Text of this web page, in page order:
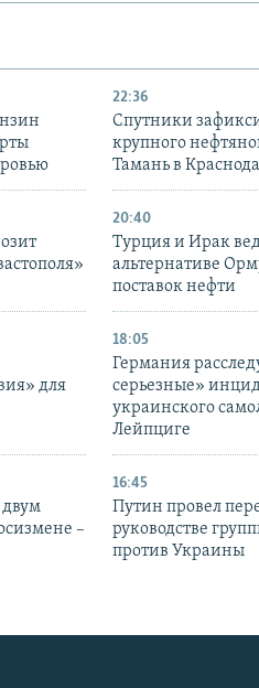
22:36
Спутники
крупного
Тамань в
20:40
Турция и Ирак
альтернативе
поставок нефти
для
18:05
Германия
серьезные»
украинского
Лейпциге
–
16:45
Путин провел
руководстве
против Украины